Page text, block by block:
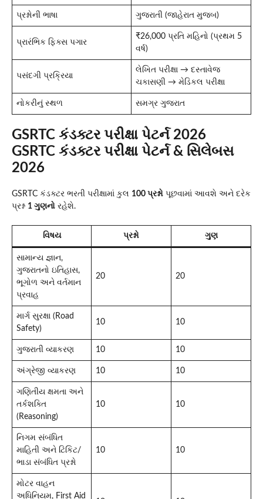
પ્રશ્નોની ભાષા ગુજરાતી (જાહેરાત મુજબ)
પ્રારંભિક ફિક્સ પગાર
₹26,000 પ્રતિ મહિનો (પ્રથમ 5
વર્ષ)
પસંદગી પ્રક્રિયા
લેખિત પરીક્ષા → દસ્તાવેજ
ચકાસણી → મેડિકલ પરીક્ષા
નોકરીનું સ્થળ સમગ્ર ગુજરાત
GSRTC કંડક્ટર પરીક્ષા પેટર્ન 2026
GSRTC કંડક્ટર પરીક્ષા પેટર્ન & સિલેબસ
2026
GSRTC કંડક્ટર ભરતી પરીક્ષામાં કુલ 100 પ્રશ્નો પૂછવામાં આવશે અને દરેક
પ્રશ્ન 1 ગુણનો રહેશે.
વિષય પ્રશ્નો ગુણ
સામાન્ય જ્ઞાન,
ગુજરાતનો ઇતિહાસ,
ભૂગોળ અને વર્તમાન
પ્રવાહ
20 20
માર્ગ સુરક્ષા (Road
Safety)
10 10
ગુજરાતી વ્યાકરણ 10 10
અંગ્રેજી વ્યાકરણ 10 10
ગણિતીય ક્ષમતા અને
તર્કશક્તિ
(Reasoning)
10 10
નિગમ સંબંધિત
માહિતી અને ટિકિટ/
ભાડા સંબંધિત પ્રશ્નો
10 10
મોટર વાહન
અધિનિયમ, First Aid